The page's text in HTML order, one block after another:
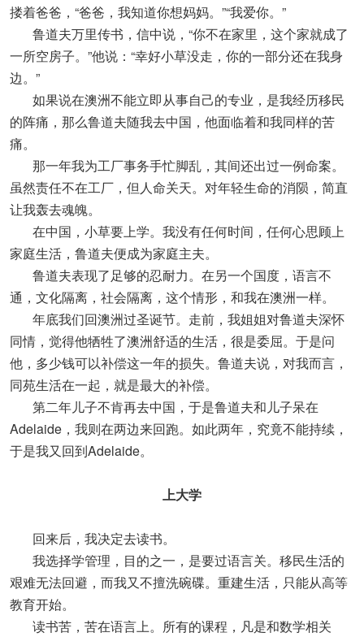
搂着爸爸，“爸爸，我知道你想妈妈。”“我爱你。”
鲁道夫万里传书，信中说，“你不在家里，这个家就成了
一所空房子。”他说：“幸好小草没走，你的一部分还在我身
边。”
如果说在澳洲不能立即从事自己的专业，是我经历移民
的阵痛，那么鲁道夫随我去中国，他面临着和我同样的苦
痛。
那一年我为工厂事务手忙脚乱，其间还出过一例命案。
虽然责任不在工厂，但人命关天。对年轻生命的消陨，简直
让我轰去魂魄。
在中国，小草要上学。我没有任何时间，任何心思顾上
家庭生活，鲁道夫便成为家庭主夫。
鲁道夫表现了足够的忍耐力。在另一个国度，语言不
通，文化隔离，社会隔离，这个情形，和我在澳洲一样。
年底我们回澳洲过圣诞节。走前，我姐姐对鲁道夫深怀
同情，觉得他牺牲了澳洲舒适的生活，很是委屈。于是问
他，多少钱可以补偿这一年的损失。鲁道夫说，对我而言，
同苑生活在一起，就是最大的补偿。
第二年儿子不肯再去中国，于是鲁道夫和儿子呆在
Adelaide，我则在两边来回跑。如此两年，究竟不能持续，
于是我又回到Adelaide。
上大学
回来后，我决定去读书。
我选择学管理，目的之一，是要过语言关。移民生活的
艰难无法回避，而我又不擅洗碗碟。重建生活，只能从高等
教育开始。
读书苦，苦在语言上。所有的课程，凡是和数学相关